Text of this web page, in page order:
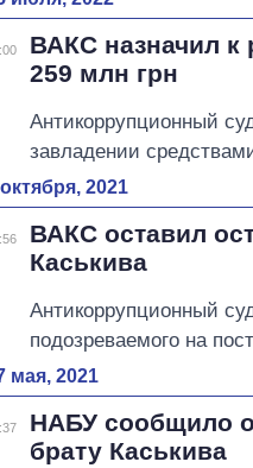
ВАКС назначил к
259 млн грн
Антикоррупционный
завладении
2021
ВАКС оставил
Каськива
Антикоррупционный
подозреваемого на
мая, 2021
НАБУ сообщило
брату Каськива